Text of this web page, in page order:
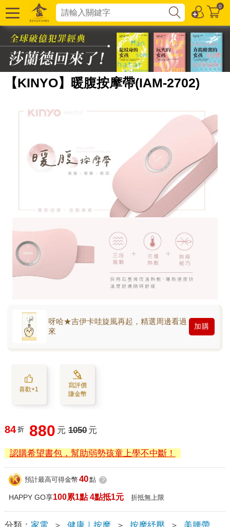
0
【KINYO】暖腹按摩帶(IAM-2702)
呀哈★吉伊卡哇旋風再起，精選周邊看過
來
加購
喜歡+1
寫評價
賺金幣
84 折 880 元 1050 元
認購希望書包，幫助弱勢孩童上學不中斷！
預計最高可得金幣 40點 ?
HAPPY GO享100累1點 4點抵1元 折抵無上限
分類： 家電 ＞ 健康｜按摩 ＞ 按摩紓壓 ＞ 美腰帶